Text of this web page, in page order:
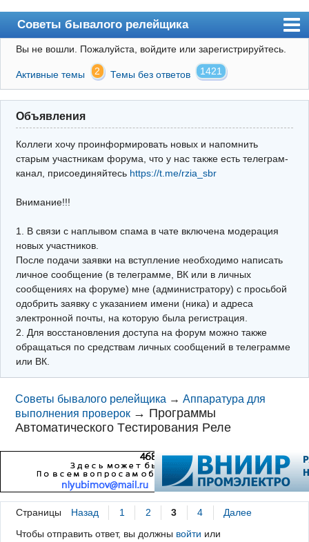
Советы бывалого релейщика
Форум
Правила
Поиск
Регистрация
Архив
Почта
Поиск релейщика
Видео РЗиА
Фотохостинг
Телеграм
Вы не вошли. Пожалуйста, войдите или зарегистрируйтесь.
Активные темы 2 Темы без ответов 1421
Объявления
Коллеги хочу проинформировать новых и напомнить
старым участникам форума, что у нас также есть телеграм-
канал, присоединяйтесь https://t.me/rzia_sbr
Внимание!!!
1. В связи с наплывом спама в чате включена модерация
новых участников.
После подачи заявки на вступление необходимо написать
личное сообщение (в телеграмме, ВК или в личных
сообщениях на форуме) мне (администратору) с просьбой
одобрить заявку с указанием имени (ника) и адреса
электронной почты, на которую была регистрация.
2. Для восстановления доступа на форум можно также
обращаться по средствам личных сообщений в телеграмме
или ВК.
Советы бывалого релейщика →Аппаратура для
выполнения проверок → Программы
Aвтоматического Tестирования Pеле
Страницы Назад 1 2 3 4
Далее
Чтобы отправить ответ, вы должны войти или